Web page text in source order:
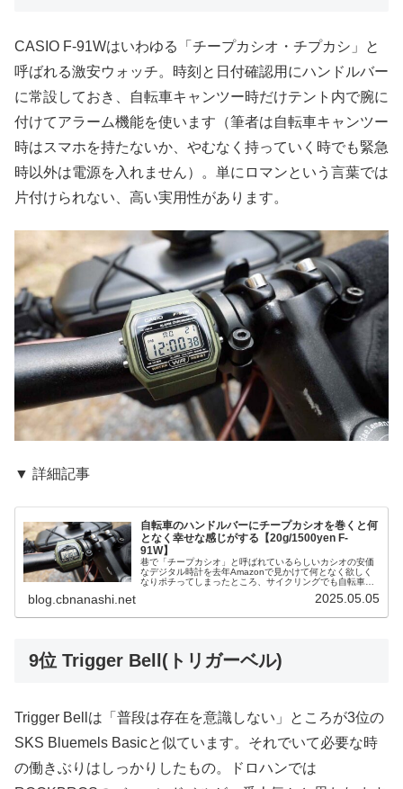
CASIO F-91Wはいわゆる「チープカシオ・チプカシ」と
呼ばれる激安ウォッチ。時刻と日付確認用にハンドルバー
に常設しておき、自転車キャンツー時だけテント内で腕に
付けてアラーム機能を使います（筆者は自転車キャンツー
時はスマホを持たないか、やむなく持っていく時でも緊急
時以外は電源を入れません）。単にロマンという言葉では
片付けられない、高い実用性があります。
▼ 詳細記事
自転車のハンドルバーにチープカシオを巻くと何
となく幸せな感じがする【20g/1500yen F-
91W】
巷で「チープカシオ」と呼ばれているらしいカシオの安価
なデジタル時計を去年Amazonで見かけて何となく欲しく
なりポチってしまったところ、サイクリングでも自転車キ
blog.cbnanashi.net 2025.05.05
9位 Trigger Bell(トリガーベル)
Trigger Bellは「普段は存在を意識しない」ところが3位の
SKS Bluemels Basicと似ています。それでいて必要な時
の働きぶりはしっかりしたもの。ドロハンでは